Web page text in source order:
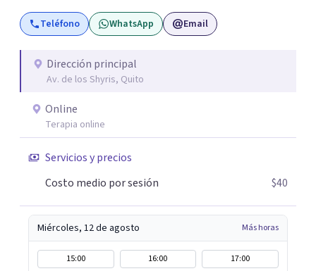
psicopedagogía. De esta manera, llevo procesos
integrales sostenidos y ajustados a tus necesidades.
Teléfono WhatsApp Email
Dirección principal
Av. de los Shyris, Quito
Online
Terapia online
Servicios y precios
Costo medio por sesión
$40
Miércoles, 12 de agosto Más horas
15:00 16:00
17:00